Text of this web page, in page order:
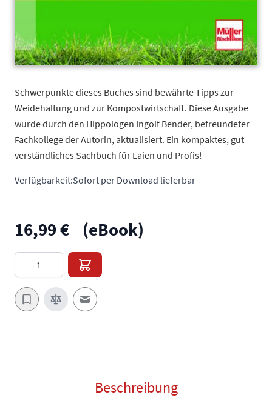
Schwerpunkte dieses Buches sind bewährte Tipps zur
Weidehaltung und zur Kompostwirtschaft. Diese Ausgabe
wurde durch den Hippologen Ingolf Bender, befreundeter
Fachkollege der Autorin, aktualisiert. Ein kompaktes, gut
verständliches Sachbuch für Laien und Profis!
Verfügbarkeit:Sofort per Download lieferbar
16,99 € (eBook)
E-Mail an einen Freund
Beschreibung